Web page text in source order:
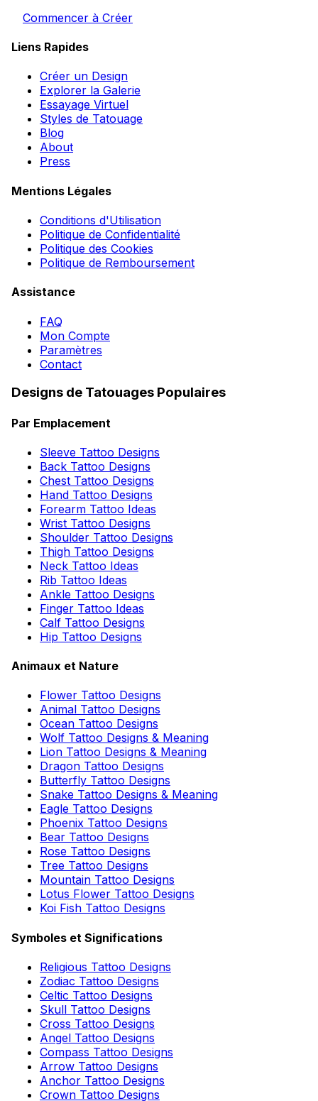
Commencer à Créer
Liens Rapides
Créer un Design
Explorer la Galerie
Essayage Virtuel
Styles de Tatouage
Blog
About
Press
Mentions Légales
Conditions d'Utilisation
Politique de Confidentialité
Politique des Cookies
Politique de Remboursement
Assistance
FAQ
Mon Compte
Paramètres
Contact
Designs de Tatouages Populaires
Par Emplacement
Sleeve Tattoo Designs
Back Tattoo Designs
Chest Tattoo Designs
Hand Tattoo Designs
Forearm Tattoo Ideas
Wrist Tattoo Designs
Shoulder Tattoo Designs
Thigh Tattoo Designs
Neck Tattoo Ideas
Rib Tattoo Ideas
Ankle Tattoo Designs
Finger Tattoo Ideas
Calf Tattoo Designs
Hip Tattoo Designs
Animaux et Nature
Flower Tattoo Designs
Animal Tattoo Designs
Ocean Tattoo Designs
Wolf Tattoo Designs & Meaning
Lion Tattoo Designs & Meaning
Dragon Tattoo Designs
Butterfly Tattoo Designs
Snake Tattoo Designs & Meaning
Eagle Tattoo Designs
Phoenix Tattoo Designs
Bear Tattoo Designs
Rose Tattoo Designs
Tree Tattoo Designs
Mountain Tattoo Designs
Lotus Flower Tattoo Designs
Koi Fish Tattoo Designs
Symboles et Significations
Religious Tattoo Designs
Zodiac Tattoo Designs
Celtic Tattoo Designs
Skull Tattoo Designs
Cross Tattoo Designs
Angel Tattoo Designs
Compass Tattoo Designs
Arrow Tattoo Designs
Anchor Tattoo Designs
Crown Tattoo Designs